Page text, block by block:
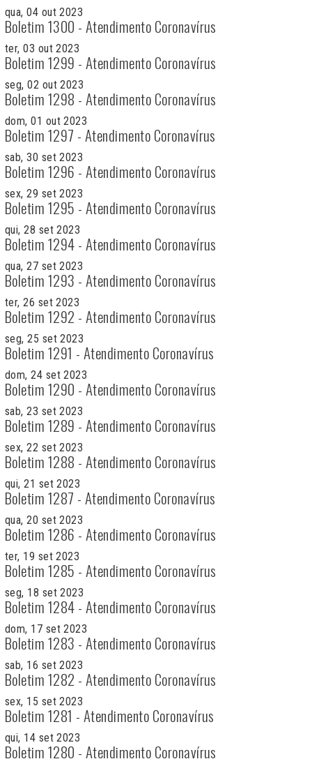
qua, 04 out 2023
Boletim 1300 - Atendimento Coronavírus
ter, 03 out 2023
Boletim 1299 - Atendimento Coronavírus
seg, 02 out 2023
Boletim 1298 - Atendimento Coronavírus
dom, 01 out 2023
Boletim 1297 - Atendimento Coronavírus
sab, 30 set 2023
Boletim 1296 - Atendimento Coronavírus
sex, 29 set 2023
Boletim 1295 - Atendimento Coronavírus
qui, 28 set 2023
Boletim 1294 - Atendimento Coronavírus
qua, 27 set 2023
Boletim 1293 - Atendimento Coronavírus
ter, 26 set 2023
Boletim 1292 - Atendimento Coronavírus
seg, 25 set 2023
Boletim 1291 - Atendimento Coronavírus
dom, 24 set 2023
Boletim 1290 - Atendimento Coronavírus
sab, 23 set 2023
Boletim 1289 - Atendimento Coronavírus
sex, 22 set 2023
Boletim 1288 - Atendimento Coronavírus
qui, 21 set 2023
Boletim 1287 - Atendimento Coronavírus
qua, 20 set 2023
Boletim 1286 - Atendimento Coronavírus
ter, 19 set 2023
Boletim 1285 - Atendimento Coronavírus
seg, 18 set 2023
Boletim 1284 - Atendimento Coronavírus
dom, 17 set 2023
Boletim 1283 - Atendimento Coronavírus
sab, 16 set 2023
Boletim 1282 - Atendimento Coronavírus
sex, 15 set 2023
Boletim 1281 - Atendimento Coronavírus
qui, 14 set 2023
Boletim 1280 - Atendimento Coronavírus